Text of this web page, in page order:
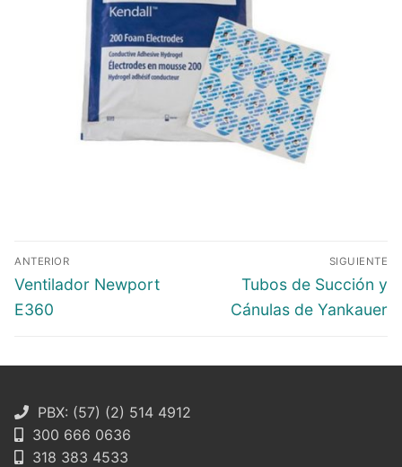
Navegación
de
entradas
ANTERIOR
Entrada
anterior:
Ventilador Newport
E360
SIGUIENTE
Entrada
siguiente:
Tubos de Succión y
Cánulas de Yankauer
PBX: (57) (2) 514 4912
300 666 0636
318 383 4533